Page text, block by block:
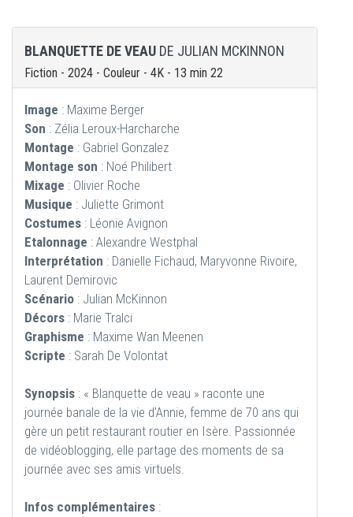
BLANQUETTE DE VEAU DE JULIAN MCKINNON
Fiction - 2024 - Couleur - 4K - 13 min 22
Image : Maxime Berger
Son : Zélia Leroux-Harcharche
Montage : Gabriel Gonzalez
Montage son : Noé Philibert
Mixage : Olivier Roche
Musique : Juliette Grimont
Costumes : Léonie Avignon
Etalonnage : Alexandre Westphal
Interprétation : Danielle Fichaud, Maryvonne Rivoire,
Laurent Demirovic
Scénario : Julian McKinnon
Décors : Marie Tralci
Graphisme : Maxime Wan Meenen
Scripte : Sarah De Volontat
Synopsis : « Blanquette de veau » raconte une
journée banale de la vie d'Annie, femme de 70 ans qui
gère un petit restaurant routier en Isère. Passionnée
de vidéoblogging, elle partage des moments de sa
journée avec ses amis virtuels.
Infos complémentaires :